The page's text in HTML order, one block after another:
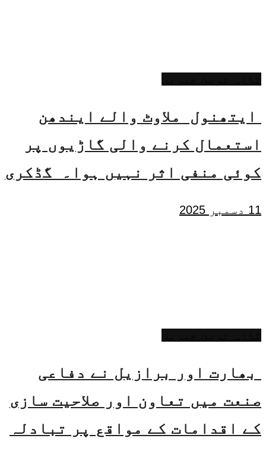
ایتھنول ملاوٹ والے ایندھن
استعمال کرنے والی گاڑیوں پر
کوئی منفی اثر نہیں ہوا۔ گڈکری
11 دسمبر 2025
بھارت اور برازیل نے دفاعی
صنعت میں تعاون اور صلاحیت سازی
کے اقدامات کے مواقع پر تبادلہ